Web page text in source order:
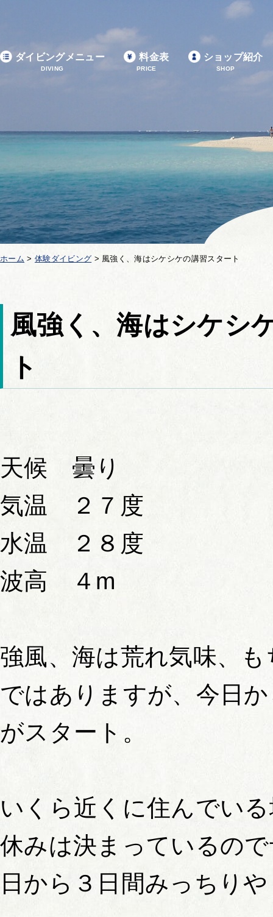
ダイビングメニュー
DIVING
料金表
PRICE
ショップ紹介
SHOP
ホーム > 体験ダイビング > 風強く、海はシケシケの講習スタート
風強く、海はシケシ
ト
天候 曇り
気温 ２７度
水温 ２８度
波高 ４m
強風、海は荒れ気味、
ではありますが、今日
がスタート。
いくら近くに住んでい
休みは決まっているの
日から３日間みっちり